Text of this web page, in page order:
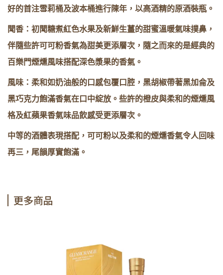
好的首注雪莉桶及波本桶進行陳年，以高酒精的原酒裝瓶。
聞香：初聞糖煮紅色水果及新鮮生薑的甜蜜溫暖氣味撲鼻，
伴隨些許可可粉香氣為甜美更添層次，隨之而來的是經典的
百樂門煙燻風味搭配深色漿果的香氣。
風味：柔和如奶油般的口感包覆口腔，黑胡椒帶著黑加侖及
黑巧克力飽滿香氣在口中綻放。些許的橙皮與柔和的煙燻風
格及紅蘋果香氣味品飲感受更添層次。
中等的酒體表現搭配，可可粉以及柔和的煙燻香氣令人回味
再三，尾韻厚實飽滿。
更多商品